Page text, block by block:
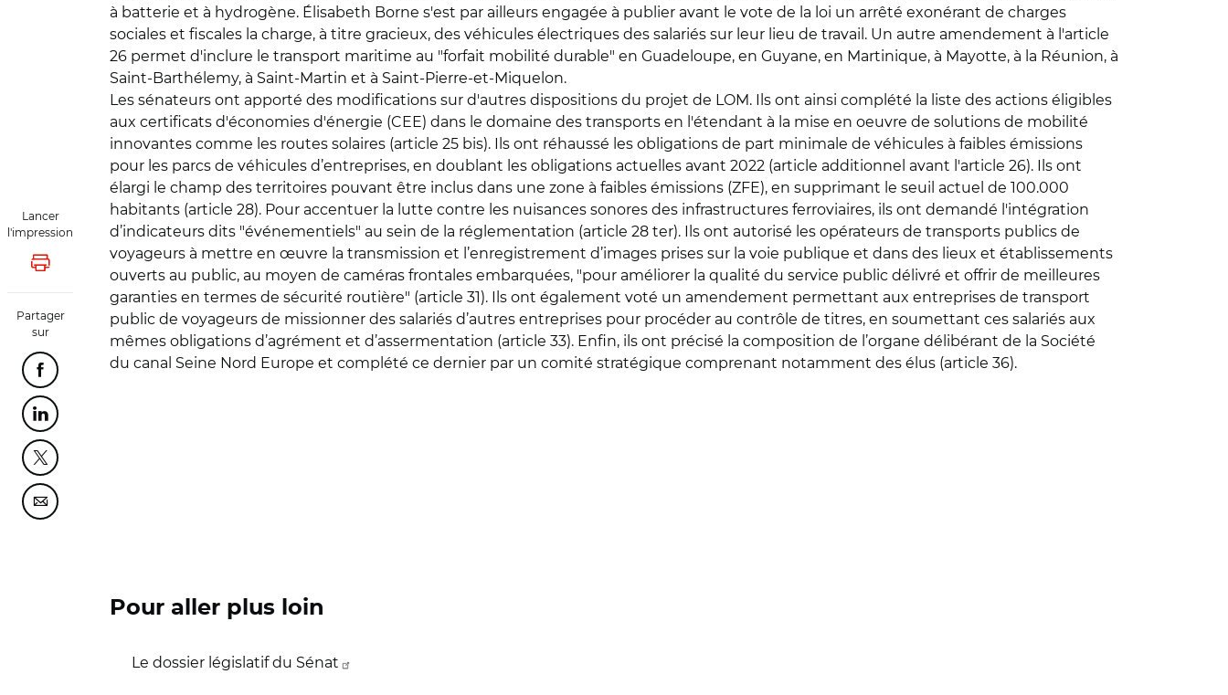
Lancer
l'impression
Lancer l'impression
Partager
sur
Partager cette page sur Facebook
Partager cette page sur Linkedin
Partager cette page sur Twitter
Partager cette page sur Courriel
à batterie et à hydrogène. Élisabeth Borne s'est par ailleurs engagée à publier avant le vote de la loi un arrêté exonérant de charges
sociales et fiscales la charge, à titre gracieux, des véhicules électriques des salariés sur leur lieu de travail. Un autre amendement à l'article
26 permet d'inclure le transport maritime au "forfait mobilité durable" en Guadeloupe, en Guyane, en Martinique, à Mayotte, à la Réunion, à
Saint-Barthélemy, à Saint-Martin et à Saint-Pierre-et-Miquelon.
Les sénateurs ont apporté des modifications sur d'autres dispositions du projet de LOM. Ils ont ainsi complété la liste des actions éligibles
aux certificats d'économies d'énergie (CEE) dans le domaine des transports en l'étendant à la mise en oeuvre de solutions de mobilité
innovantes comme les routes solaires (article 25 bis). Ils ont réhaussé les obligations de part minimale de véhicules à faibles émissions
pour les parcs de véhicules d’entreprises, en doublant les obligations actuelles avant 2022 (article additionnel avant l'article 26). Ils ont
élargi le champ des territoires pouvant être inclus dans une zone à faibles émissions (ZFE), en supprimant le seuil actuel de 100.000
habitants (article 28). Pour accentuer la lutte contre les nuisances sonores des infrastructures ferroviaires, ils ont demandé l'intégration
d’indicateurs dits "événementiels" au sein de la réglementation (article 28 ter). Ils ont autorisé les opérateurs de transports publics de
voyageurs à mettre en œuvre la transmission et l’enregistrement d’images prises sur la voie publique et dans des lieux et établissements
ouverts au public, au moyen de caméras frontales embarquées, "pour améliorer la qualité du service public délivré et offrir de meilleures
garanties en termes de sécurité routière" (article 31). Ils ont également voté un amendement permettant aux entreprises de transport
public de voyageurs de missionner des salariés d’autres entreprises pour procéder au contrôle de titres, en soumettant ces salariés aux
mêmes obligations d’agrément et d’assermentation (article 33). Enfin, ils ont précisé la composition de l’organe délibérant de la Société
du canal Seine Nord Europe et complété ce dernier par un comité stratégique comprenant notamment des élus (article 36).
Pour aller plus loin
Le dossier législatif du Sénat